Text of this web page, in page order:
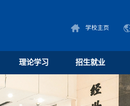
学校主页
理论学习 招生就业